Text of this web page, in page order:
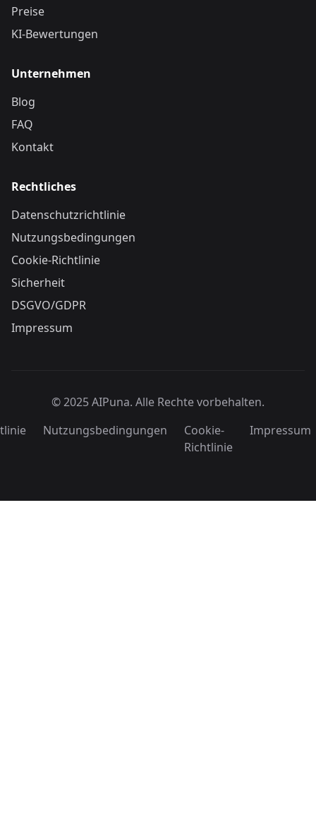
Preise
KI-Bewertungen
Unternehmen
Blog
FAQ
Kontakt
Rechtliches
Datenschutzrichtlinie
Nutzungsbedingungen
Cookie-Richtlinie
Sicherheit
DSGVO/GDPR
Impressum
© 2025 AIPuna. Alle Rechte vorbehalten.
Nutzungsbedingungen
Cookie-
Richtlinie
Impressum